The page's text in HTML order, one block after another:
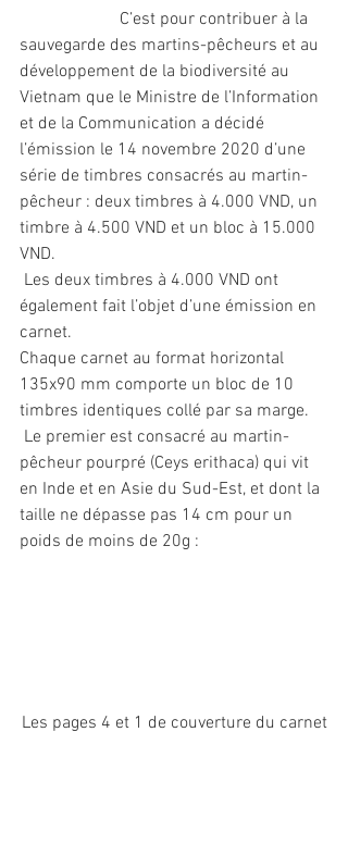
sauvegarde des martins-pêcheurs et au
développement de la biodiversité au
Vietnam que le Ministre de l’Information
et de la Communication a décidé
l’émission le 14 novembre 2020 d’une
série de timbres consacrés au martin-
pêcheur : deux timbres à 4.000 VND, un
timbre à 4.500 VND et un bloc à 15.000
VND.
également fait l’objet d’une émission en
carnet.
Chaque carnet au format horizontal
135x90 mm comporte un bloc de 10
timbres identiques collé par sa marge.
pêcheur pourpré (Ceys erithaca) qui vit
en Inde et en Asie du Sud-Est, et dont la
taille ne dépasse pas 14 cm pour un
poids de moins de 20g :
Les pages 4 et 1 de couverture du carnet